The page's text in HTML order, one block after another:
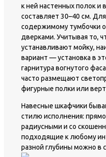
к ней настенных полок и
составляет 30–40 см.
содержимому тумбочки
дверками. Учитывая то,
устанавливают мойку,
вариант — установка в
гарнитура вогнутого
часто размещают
фигурные полки или
Навесные шкафчики
стилю исполнения:
радиусными и со
подходящие к любому
разной глубины можно в